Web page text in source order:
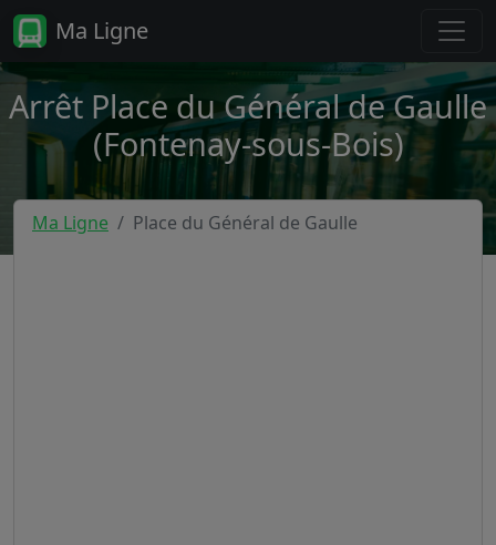
Ma Ligne
Arrêt Place du Général de Gaulle
(Fontenay-sous-Bois)
Ma Ligne Place du Général de Gaulle